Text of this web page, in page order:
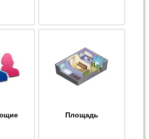
Площадь